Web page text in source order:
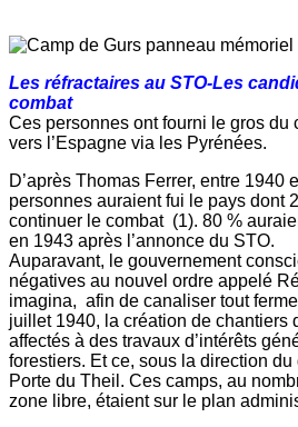
Les réfractaires au STO-Les
combat
Ces personnes ont fourni le gros du
vers l’Espagne via les Pyrénées.
D’après Thomas Ferrer, entre 1940
personnes auraient fui le pays dont
continuer le combat (1). 80 %
en 1943 après l’annonce du STO.
Auparavant, le gouvernement
négatives au nouvel ordre appelé
imagina, afin de canaliser tout
juillet 1940, la création de chantiers
affectés à des travaux d’intérêts
forestiers. Et ce, sous la direction
Porte du Theil. Ces camps, au
zone libre, étaient sur le plan